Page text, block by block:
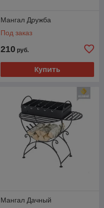
Мангал Дружба
Под заказ
210 руб.
Купить
Мангал Дачный